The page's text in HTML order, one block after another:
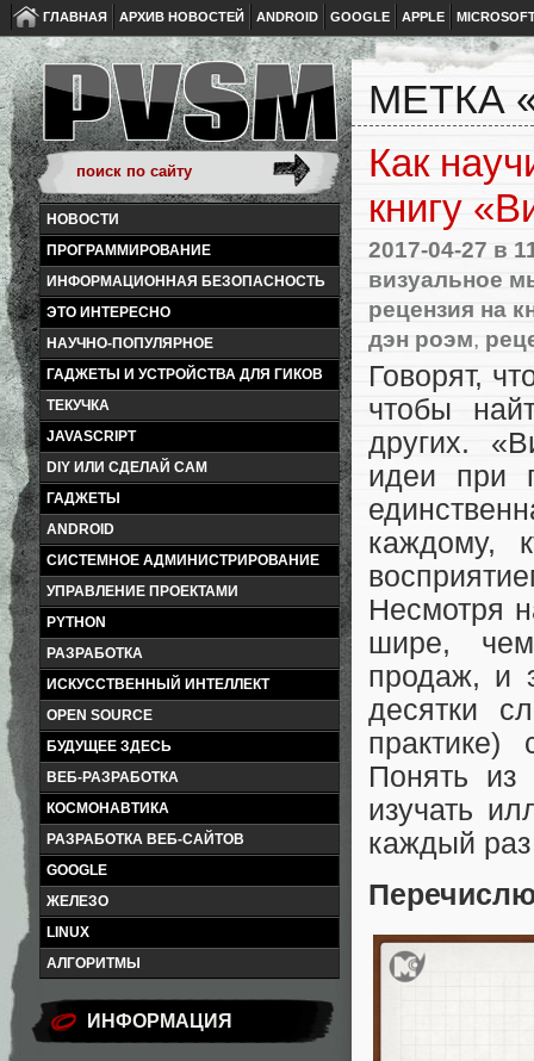
ГЛАВНАЯ АРХИВ НОВОСТЕЙ ANDROID GOOGLE APPLE
НОВОСТИ
ПРОГРАММИРОВАНИЕ
ИНФОРМАЦИОННАЯ БЕЗОПАСНОСТЬ
ЭТО ИНТЕРЕСНО
НАУЧНО-ПОПУЛЯРНОЕ
ГАДЖЕТЫ И УСТРОЙСТВА ДЛЯ ГИКОВ
ТЕКУЧКА
JAVASCRIPT
DIY ИЛИ СДЕЛАЙ САМ
ГАДЖЕТЫ
ANDROID
СИСТЕМНОЕ АДМИНИСТРИРОВАНИЕ
УПРАВЛЕНИЕ ПРОЕКТАМИ
PYTHON
РАЗРАБОТКА
ИСКУССТВЕННЫЙ ИНТЕЛЛЕКТ
OPEN SOURCE
БУДУЩЕЕ ЗДЕСЬ
ВЕБ-РАЗРАБОТКА
КОСМОНАВТИКА
РАЗРАБОТКА ВЕБ-САЙТОВ
GOOGLE
ЖЕЛЕЗО
LINUX
АЛГОРИТМЫ
ИНФОРМАЦИЯ
МЕТКА
Как
книгу
2017-04-27 в
визуальное
рецензия на
дэн роэм,
Говорят,
чтобы
других.
идеи при
каждому,
Несмотря
шире, чем
продаж, и
десятки
практике)
Понять из
изучать
каждый раз